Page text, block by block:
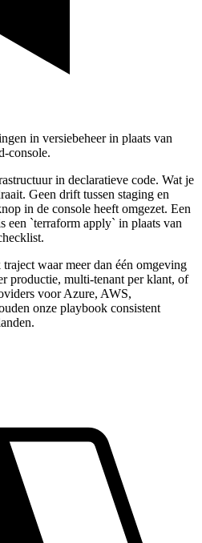
in versiebeheer in plaats van
console.
in declaratieve code. Wat je
Geen drift tussen staging en
in de console heeft omgezet. Een
een `terraform apply` in plaats van
waar meer dan één omgeving
productie, multi-tenant per klant, of
voor Azure, AWS,
onze playbook consistent